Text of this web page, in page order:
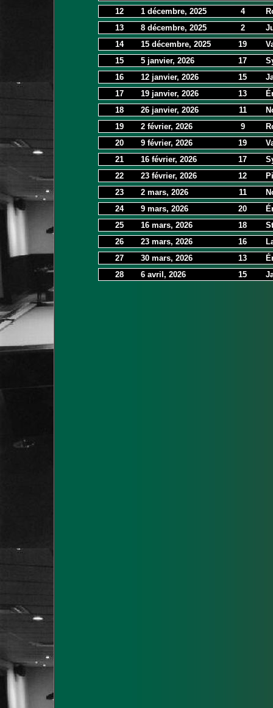
12
1 décembre, 2025 4
13
8 décembre, 2025 2
14
15 décembre, 2025 19
15
5 janvier, 2026 17
16
12 janvier, 2026 15
17
19 janvier, 2026 13
18
26 janvier, 2026 11
19
2 février, 2026 9
20
9 février, 2026 19
21
16 février, 2026 17
22
23 février, 2026 12
23
2 mars, 2026 11
24
9 mars, 2026 20
25
16 mars, 2026 18
26
23 mars, 2026 16
27
30 mars, 2026 13
28
6 avril, 2026 15